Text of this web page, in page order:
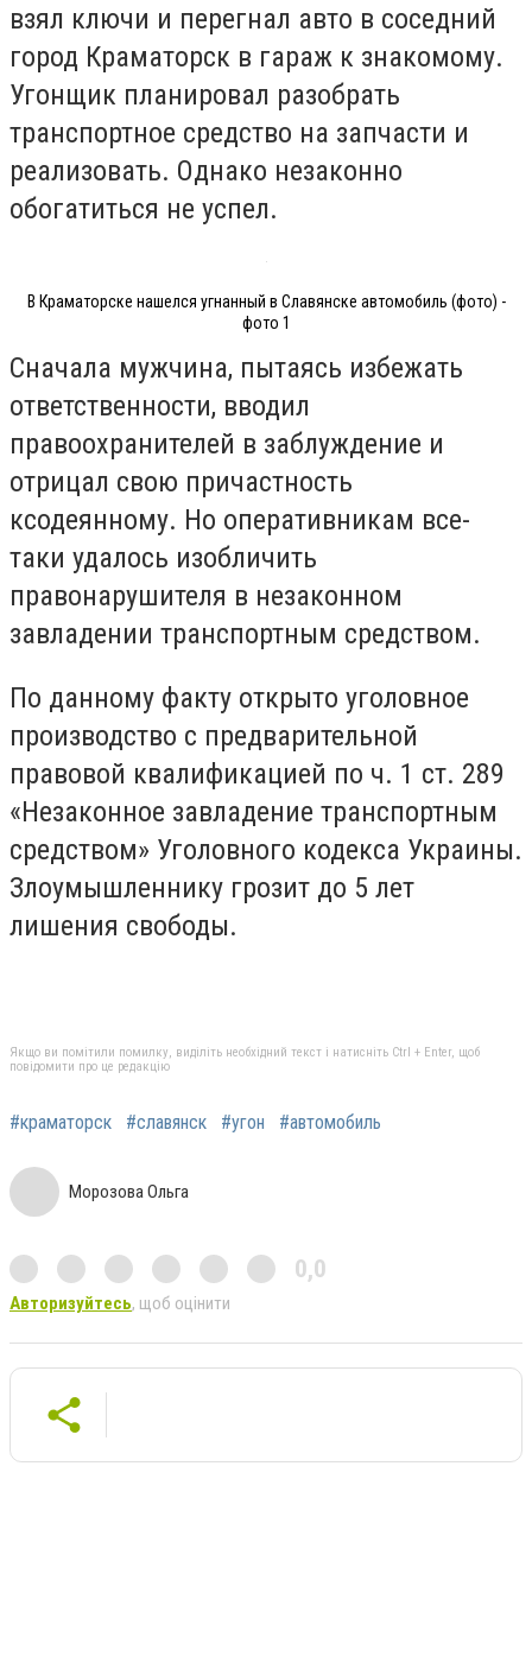
взял ключи и перегнал авто в соседний
город Краматорск в гараж к знакомому.
Угонщик планировал разобрать
транспортное средство на запчасти и
реализовать. Однако незаконно
обогатиться не успел.
В Краматорске нашелся угнанный в Славянске автомобиль (фото) -
фото 1
Сначала мужчина, пытаясь избежать
ответственности, вводил
правоохранителей в заблуждение и
отрицал свою причастность
ксодеянному. Но оперативникам все-
таки удалось изобличить
правонарушителя в незаконном
завладении транспортным средством.
По данному факту открыто уголовное
производство с предварительной
правовой квалификацией по ч. 1 ст. 289
«Незаконное завладение транспортным
средством» Уголовного кодекса Украины.
Злоумышленнику грозит до 5 лет
лишения свободы.
Якщо ви помітили помилку, виділіть необхідний текст і натисніть Ctrl + Enter, щоб
повідомити про це редакцію
#краматорск #славянск #угон #автомобиль
Морозова Ольга
0,0
Авторизуйтесь, щоб оцінити